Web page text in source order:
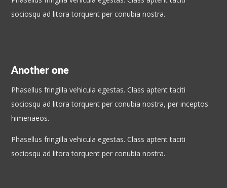
sociosqu ad litora torquent per conubia nostra.
Another one
Phasellus fringilla vehicula egestas. Class aptent taciti
sociosqu ad litora torquent per conubia nostra, per inceptos
himenaeos.
Phasellus fringilla vehicula egestas. Class aptent taciti
sociosqu ad litora torquent per conubia nostra.